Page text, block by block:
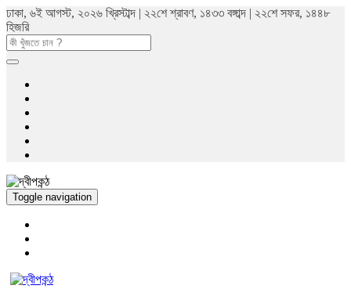
ঢাকা, ৬ই আগস্ট, ২০২৬ খ্রিস্টাব্দ | ২২শে শ্রাবণ, ১৪৩৩ বঙ্গাব্দ | ২২শে সফর, ১৪৪৮
হিজরি
Toggle navigation